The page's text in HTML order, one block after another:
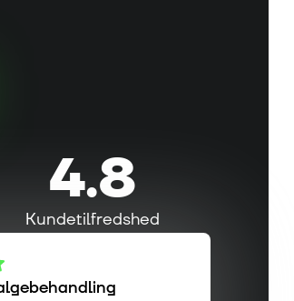
4.8
Kundetilfredshed